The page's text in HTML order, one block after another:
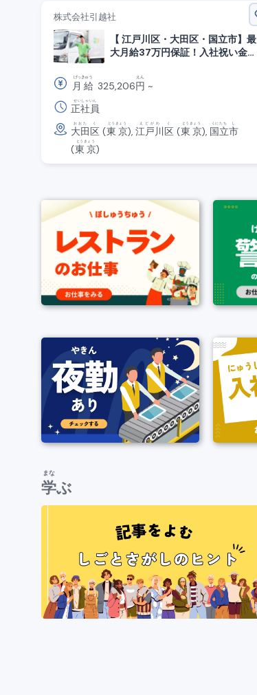
株式会社引越社
【 江戸川区・大田区・国立市】最
大月給37万円保証！入社祝い金あ
月給
げっきゅう
325,206円
えん
~
正社員
せいしゃいん
大田
おおた
区
く
(東京
とうきょう
), 江戸川
えどがわ
区
く
(東京
とうきょう
), 国立
くにたち
市
し
(東京
とうきょう
)
学
まな
ぶ